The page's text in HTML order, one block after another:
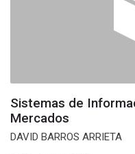
Sistemas de
Mercados
DAVID BARROS ARRIETA